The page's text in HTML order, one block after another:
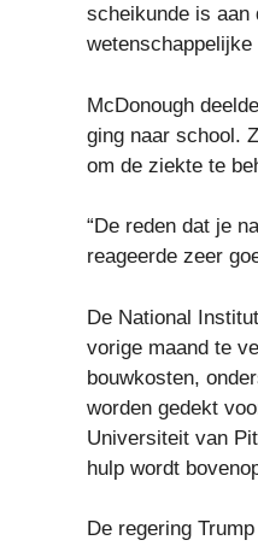
scheikunde is aan
wetenschappelijke
McDonough
ging naar school.
om de ziekte te
“De reden dat je
reageerde zeer
De National
vorige maand te
bouwkosten,
worden gedekt
Universiteit van
hulp wordt
De regering